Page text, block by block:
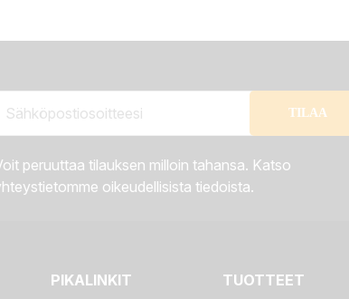
peruuttaa tilauksen milloin tahansa. Katso
oikeudellisista tiedoista.
PIKALINKIT TUOTTEET